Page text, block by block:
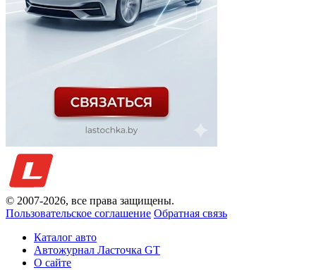
© 2007-2026, все права защищены.
Пользовательское соглашение Обратная связь
Каталог авто
Автожурнал Ласточка GT
О сайте